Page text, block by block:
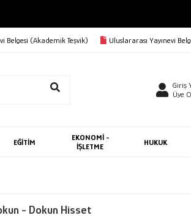
Belgesi (Akademik Teşvik) Uluslararası Yayınevi
Giriş
Üye
EĞİTİM
EKONOMİ -
İŞLETME
HUKUK
- Dokun Hisset